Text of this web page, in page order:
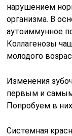
нарушением
организма. В
аутоиммунное
Коллагенозы
молодого
Изменения
первым и самым
Попробуем в
Системная